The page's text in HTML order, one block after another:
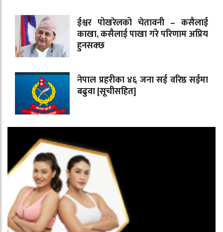
ईश्वर पोखरेलको चेतावनी – कसैलाई
काखा, कसैलाई पाखा गरे परिणाम अप्रिय
हुनसक्छ
नेपाल प्रहरीका ४६ जना सई वरिष्ठ सईमा
बढुवा [सूचीसहित]